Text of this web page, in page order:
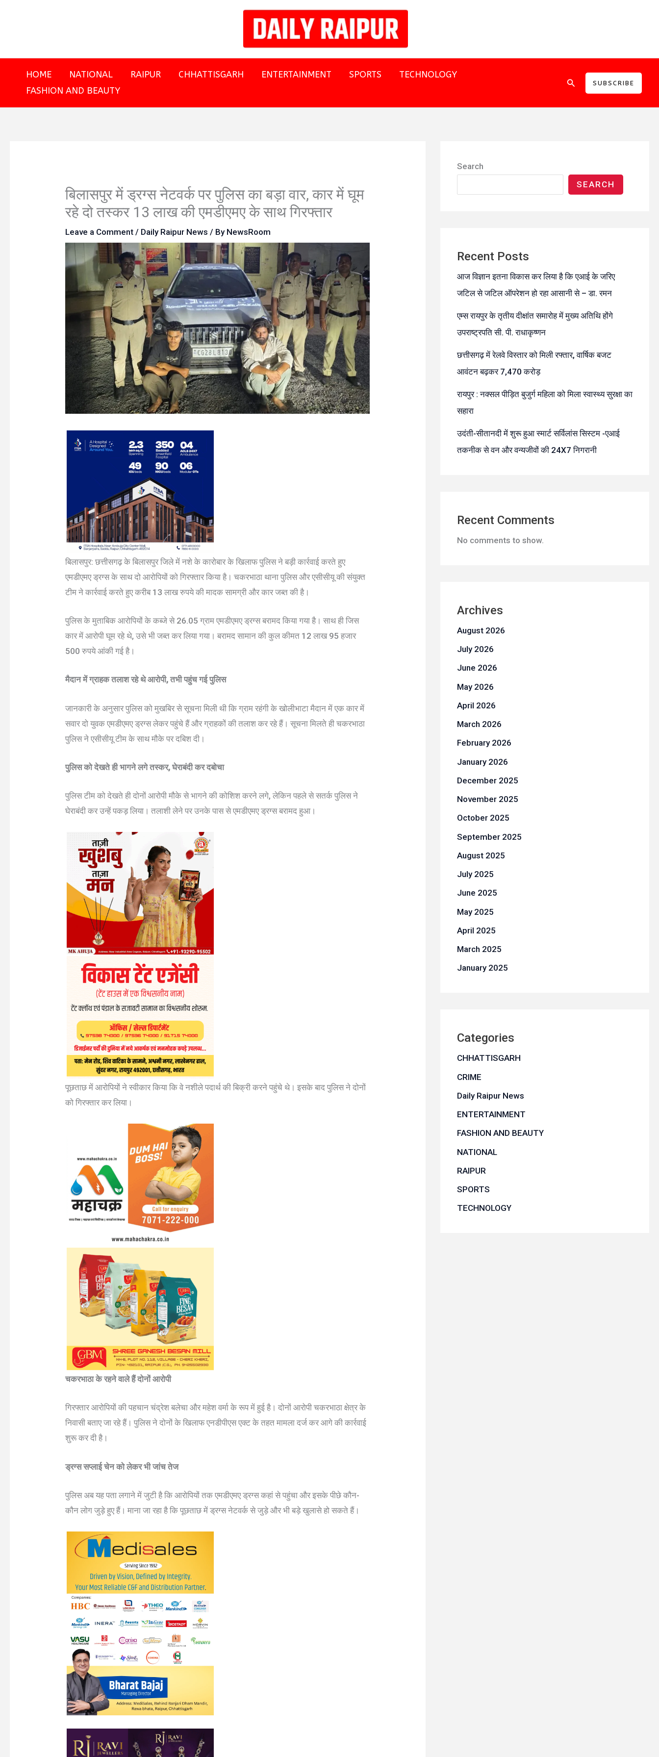
HOME NATIONAL RAIPUR CHHATTISGARH ENTERTAINMENT SPORTS
TECHNOLOGY
FASHION AND BEAUTY
SearchSUBSCRIBE
बिलासपुर में ड्रग्स नेटवर्क पर पुलिस का बड़ा वार, कार में घूम
रहे दो तस्कर 13 लाख की एमडीएमए के साथ गिरफ्तार
Leave a Comment / Daily Raipur News / By NewsRoom
बिलासपुर: छत्तीसगढ़ के बिलासपुर जिले में नशे के कारोबार के खिलाफ पुलिस ने बड़ी कार्रवाई करते हुए
एमडीएमए ड्रग्स के साथ दो आरोपियों को गिरफ्तार किया है। चकरभाठा थाना पुलिस और एसीसीयू की संयुक्त
टीम ने कार्रवाई करते हुए करीब 13 लाख रुपये की मादक सामग्री और कार जब्त की है।
पुलिस के मुताबिक आरोपियों के कब्जे से 26.05 ग्राम एमडीएमए ड्रग्स बरामद किया गया है। साथ ही जिस
कार में आरोपी घूम रहे थे, उसे भी जब्त कर लिया गया। बरामद सामान की कुल कीमत 12 लाख 95 हजार
500 रुपये आंकी गई है।
मैदान में ग्राहक तलाश रहे थे आरोपी, तभी पहुंच गई पुलिस
जानकारी के अनुसार पुलिस को मुखबिर से सूचना मिली थी कि ग्राम रहंगी के खोलीभाटा मैदान में एक कार में
सवार दो युवक एमडीएमए ड्रग्स लेकर पहुंचे हैं और ग्राहकों की तलाश कर रहे हैं। सूचना मिलते ही चकरभाठा
पुलिस ने एसीसीयू टीम के साथ मौके पर दबिश दी।
पुलिस को देखते ही भागने लगे तस्कर, घेराबंदी कर दबोचा
पुलिस टीम को देखते ही दोनों आरोपी मौके से भागने की कोशिश करने लगे, लेकिन पहले से सतर्क पुलिस ने
घेराबंदी कर उन्हें पकड़ लिया। तलाशी लेने पर उनके पास से एमडीएमए ड्रग्स बरामद हुआ।
पूछताछ में आरोपियों ने स्वीकार किया कि वे नशीले पदार्थ की बिक्री करने पहुंचे थे। इसके बाद पुलिस ने दोनों
को गिरफ्तार कर लिया।
चकरभाठा के रहने वाले हैं दोनों आरोपी
गिरफ्तार आरोपियों की पहचान चंद्रेश बलेचा और महेश वर्मा के रूप में हुई है। दोनों आरोपी चकरभाठा क्षेत्र के
निवासी बताए जा रहे हैं। पुलिस ने दोनों के खिलाफ एनडीपीएस एक्ट के तहत मामला दर्ज कर आगे की कार्रवाई
शुरू कर दी है।
ड्रग्स सप्लाई चेन को लेकर भी जांच तेज
पुलिस अब यह पता लगाने में जुटी है कि आरोपियों तक एमडीएमए ड्रग्स कहां से पहुंचा और इसके पीछे कौन-
कौन लोग जुड़े हुए हैं। माना जा रहा है कि पूछताछ में ड्रग्स नेटवर्क से जुड़े और भी बड़े खुलासे हो सकते हैं।
Search
SEARCH
Recent Posts
आज विज्ञान इतना विकास कर लिया है कि एआई के जरिए
जटिल से जटिल ऑपरेशन हो रहा आसानी से – डा. रमन
एम्स रायपुर के तृतीय दीक्षांत समारोह में मुख्य अतिथि होंगे
उपराष्ट्रपति सी. पी. राधाकृष्णन
छत्तीसगढ़ में रेलवे विस्तार को मिली रफ्तार, वार्षिक बजट
आवंटन बढ़कर 7,470 करोड़
रायपुर : नक्सल पीड़ित बुजुर्ग महिला को मिला स्वास्थ्य सुरक्षा का
सहारा
उदंती-सीतानदी में शुरू हुआ स्मार्ट सर्विलांस सिस्टम -एआई
तकनीक से वन और वन्यजीवों की 24X7 निगरानी
Recent Comments
No comments to show.
Archives
August 2026
July 2026
June 2026
May 2026
April 2026
March 2026
February 2026
January 2026
December 2025
November 2025
October 2025
September 2025
August 2025
July 2025
June 2025
May 2025
April 2025
March 2025
January 2025
Categories
CHHATTISGARH
CRIME
Daily Raipur News
ENTERTAINMENT
FASHION AND BEAUTY
NATIONAL
RAIPUR
SPORTS
TECHNOLOGY